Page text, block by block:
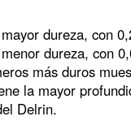
dureza, con
dureza, con
más duros
la mayor
Delrin.